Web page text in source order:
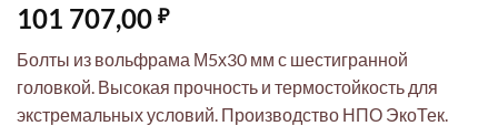
101 707,00 ₽
Болты из вольфрама М5х30 мм с шестигранной
головкой. Высокая прочность и термостойкость для
экстремальных условий. Производство НПО ЭкоТек.